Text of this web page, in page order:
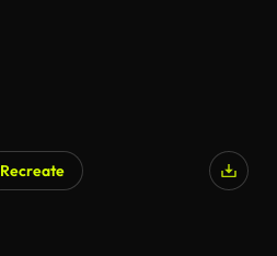
Recreate